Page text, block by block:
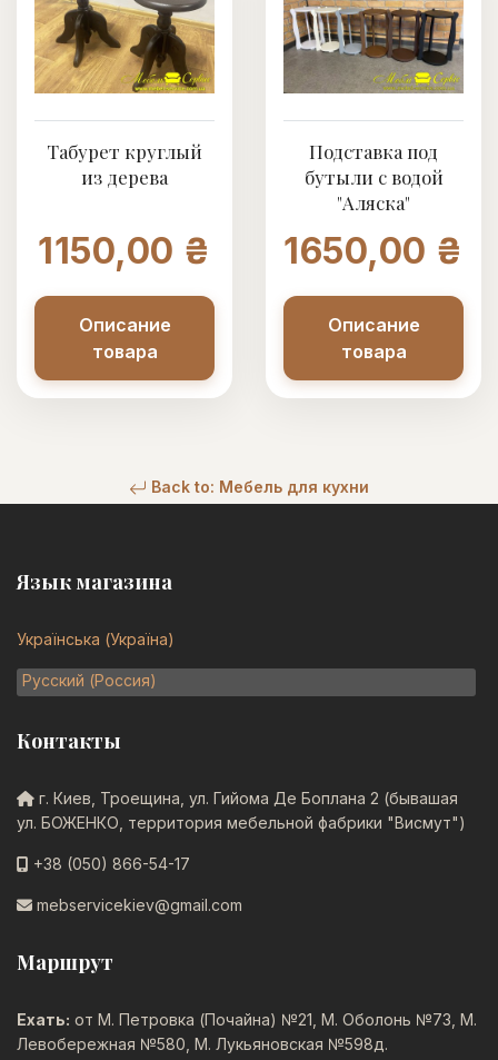
Табурет круглый
из дерева
1150,00 ₴
Описание
товара
Подставка под
бутыли с водой
"Аляска"
1650,00 ₴
Описание
товара
Back to: Мебель для кухни
Язык магазина
Українська (Україна)
Русский (Россия)
Контакты
г. Киев, Троещина, ул. Гийома Де Боплана 2 (бывашая
ул. БОЖЕНКО, территория мебельной фабрики "Висмут")
+38 (050) 866-54-17
mebservicekiev@gmail.com
Маршрут
Ехать: от М. Петровка (Почайна) №21, М. Оболонь №73, М.
Левобережная №580, М. Лукьяновская №598д.